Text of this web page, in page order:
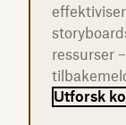
ressurser
Utforsk